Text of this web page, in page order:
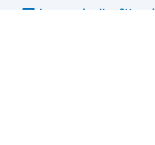
 ine@rookvrijenfitter.nl